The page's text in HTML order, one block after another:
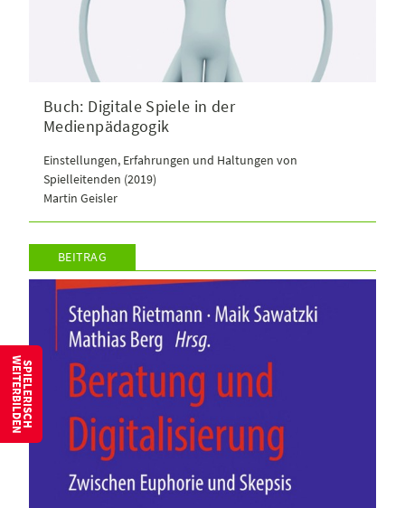
Buch: Digitale Spiele in der
Medienpädagogik
Einstellungen, Erfahrungen und Haltungen von
Spielleitenden (2019)
Martin Geisler
BEITRAG
S
P
I
E
L
E
R
I
S
C
H
WE
I
T
E
R
B
I
L
D
E
N